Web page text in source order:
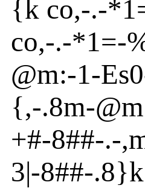
{k co,-.-
co,-.-*1=-
@m:-1-Es0
{,-.8m-@m
+#-8##-.-
3|-8##-.8}